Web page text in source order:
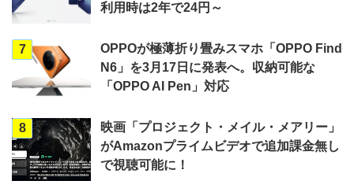
利用時は2年で24円～
7
OPPOが極薄折り畳みスマホ「OPPO Find
N6」を3月17日に発表へ。収納可能な
「OPPO AI Pen」対応
8
映画「プロジェクト・メイル・メアリー」
がAmazonプライムビデオで追加課金無し
で視聴可能に！